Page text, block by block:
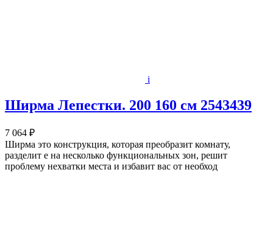
i
Ширма Лепестки. 200 160 см 2543439
7 064 ₽
Ширма это конструкция, которая преобразит комнату,
разделит е на несколько функциональных зон, решит
проблему нехватки места и избавит вас от необход